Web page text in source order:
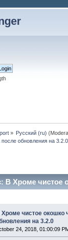
» Русский (ru)
обновления на 3.2.0
В Хроме чистое
чистое окошко
на 3.2.0
24, 2018, 01:00:09